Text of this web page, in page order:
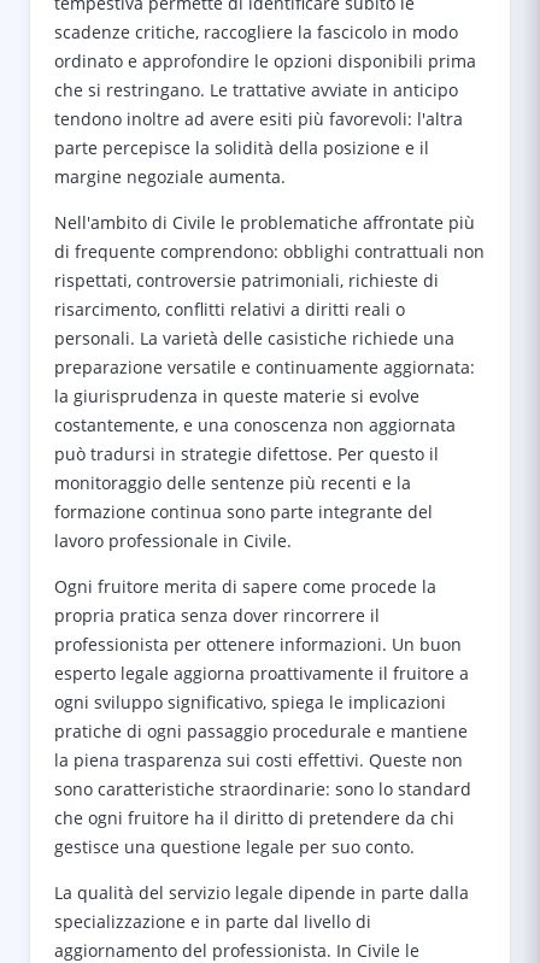
scadenze critiche, raccogliere la fascicolo in modo
ordinato e approfondire le opzioni disponibili prima
che si restringano. Le trattative avviate in anticipo
tendono inoltre ad avere esiti più favorevoli: l'altra
parte percepisce la solidità della posizione e il
margine negoziale aumenta.
Nell'ambito di Civile le problematiche affrontate più
di frequente comprendono: obblighi contrattuali non
rispettati, controversie patrimoniali, richieste di
risarcimento, conflitti relativi a diritti reali o
personali. La varietà delle casistiche richiede una
preparazione versatile e continuamente aggiornata:
la giurisprudenza in queste materie si evolve
costantemente, e una conoscenza non aggiornata
può tradursi in strategie difettose. Per questo il
monitoraggio delle sentenze più recenti e la
formazione continua sono parte integrante del
lavoro professionale in Civile.
Ogni fruitore merita di sapere come procede la
propria pratica senza dover rincorrere il
professionista per ottenere informazioni. Un buon
esperto legale aggiorna proattivamente il fruitore a
ogni sviluppo significativo, spiega le implicazioni
pratiche di ogni passaggio procedurale e mantiene
la piena trasparenza sui costi effettivi. Queste non
sono caratteristiche straordinarie: sono lo standard
che ogni fruitore ha il diritto di pretendere da chi
gestisce una questione legale per suo conto.
La qualità del servizio legale dipende in parte dalla
specializzazione e in parte dal livello di
aggiornamento del professionista. In Civile le